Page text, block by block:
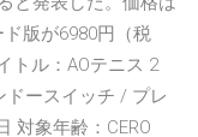
版が6980円（税
トル：AOテニス 2
ドースイッチ / プレ
対象年齢：CERO